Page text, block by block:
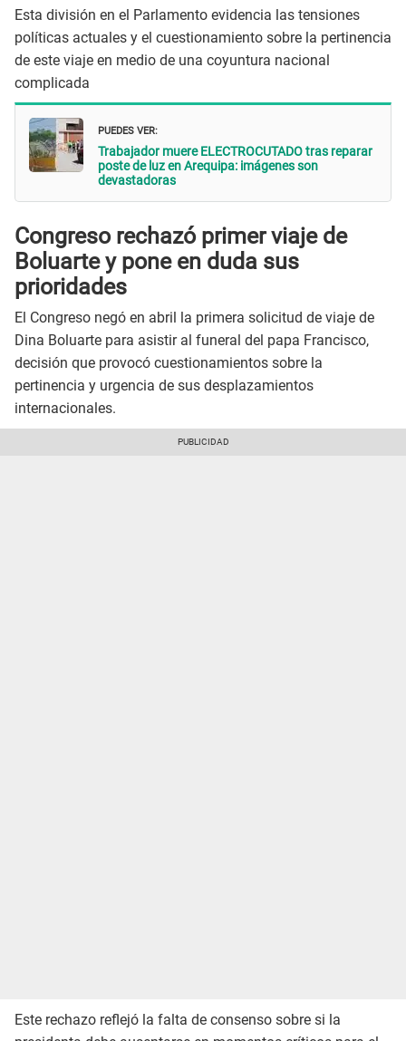
Esta división en el Parlamento evidencia las tensiones
políticas actuales y el cuestionamiento sobre la pertinencia
de este viaje en medio de una coyuntura nacional
complicada
PUEDES VER:
Trabajador muere ELECTROCUTADO tras reparar
poste de luz en Arequipa: imágenes son
devastadoras
Congreso rechazó primer viaje de
Boluarte y pone en duda sus
prioridades
El Congreso negó en abril la primera solicitud de viaje de
Dina Boluarte para asistir al funeral del papa Francisco,
decisión que provocó cuestionamientos sobre la
pertinencia y urgencia de sus desplazamientos
internacionales.
Este rechazo reflejó la falta de consenso sobre si la